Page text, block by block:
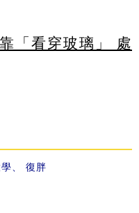
「看穿玻璃」 處
復胖